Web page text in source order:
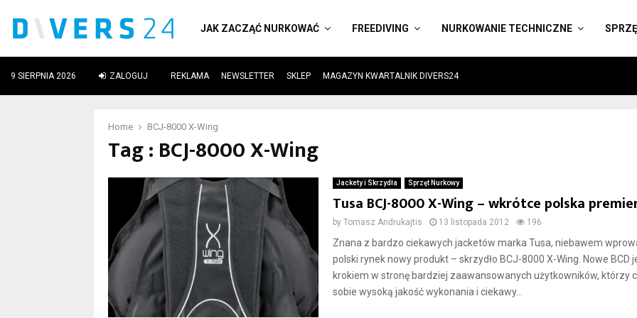
JAK ZACZĄĆ NURKOWAĆ FREEDIVING NURKOWANIE TECHNICZNE
9 SIERPNIA 2026 ZALOGUJ REKLAMA NEWSLETTER SKLEP MAGAZYN KWARTALNIK DIVERS24
Home BCJ-8000 X-Wing
Tag : BCJ-8000 X-Wing
Jackety i Skrzydła Sprzęt Nurkowy
Tusa BCJ-8000 X-Wing – wkrótce polska
by Tomasz Andrukajtis 13 listopada 2012 196
Znana z bardzo ciekawych jacketów marka Tusa, niebawem
polski rynek nowy produkt – skrzydło BCJ-8000 X-Wing. Nowe BCD
krokiem w stronę bardziej zaawansowanych użytkowników, którzy
sobie wysoką jakość wykonania i ciekawy...